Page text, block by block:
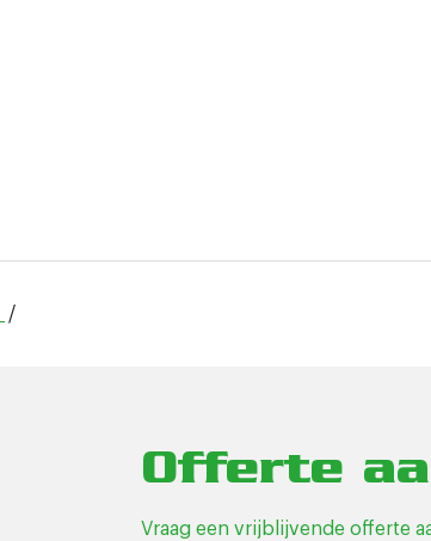
/
Offerte
Vraag een vrijblijvende offerte